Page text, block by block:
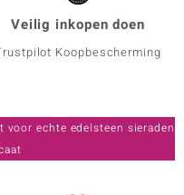
Veilig inkopen doen
Koopbescherming
echte edelsteen sieraden